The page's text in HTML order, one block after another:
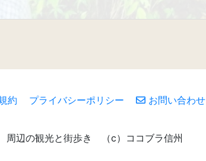
約 プライバシーポリシー お問い合わせ
辺の観光と街歩き （c）ココブラ信州